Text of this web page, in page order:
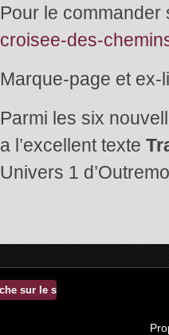
Pour le commander
croisee-des-
Marque-page et
Parmi les six
a l’excellent texte
Univers 1